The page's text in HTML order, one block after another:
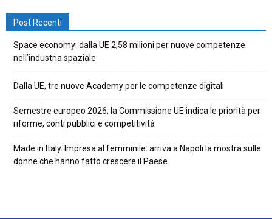
Post Recenti
Space economy: dalla UE 2,58 milioni per nuove competenze
nell’industria spaziale
Dalla UE, tre nuove Academy per le competenze digitali
Semestre europeo 2026, la Commissione UE indica le priorità per
riforme, conti pubblici e competitività
Made in Italy. Impresa al femminile: arriva a Napoli la mostra sulle
donne che hanno fatto crescere il Paese